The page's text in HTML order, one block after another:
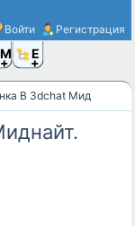
Войти Регистрация
Ещё
В 3dchat Миднайт.